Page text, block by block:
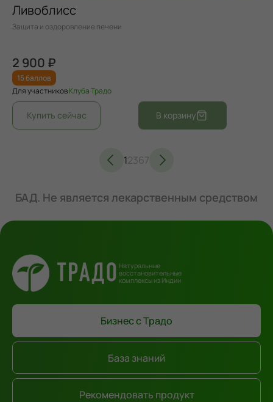
Ливоблисс
Защита и оздоровление печени
2 900 ₽
15 баллов
Для участниковКлуба Традо
12367
БАД. Не является лекарственным средством
Натуральные
восстановительные
комплексы из Индии
Бизнес с Традо
База знаний
Рекомендовать продукт